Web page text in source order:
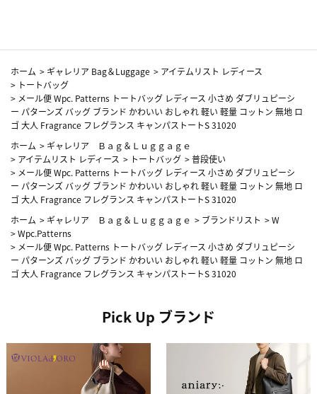
ホーム > ギャレリア Bag＆Luggage > アイテムリスト レディース
> トートバッグ
> メール便 Wpc. Patterns トートバッグ レディース 小さめ ダブリュピーシ
ー パターンズ バッグ ブランド かわいい おしゃれ 軽い 軽量 コットン 無地 ロ
ゴ 大人 Fragrance フレグランス キャンパストートS 31020
ホーム > ギャレリア Ｂａｇ＆Ｌｕｇｇａｇｅ
> アイテムリスト レディース > トートバッグ >普段使い
> メール便 Wpc. Patterns トートバッグ レディース 小さめ ダブリュピーシ
ー パターンズ バッグ ブランド かわいい おしゃれ 軽い 軽量 コットン 無地 ロ
ゴ 大人 Fragrance フレグランス キャンパストートS 31020
ホーム > ギャレリア Ｂａｇ＆Ｌｕｇｇａｇｅ > ブランドリスト >W
>Wpc.Patterns
> メール便 Wpc. Patterns トートバッグ レディース 小さめ ダブリュピーシ
ー パターンズ バッグ ブランド かわいい おしゃれ 軽い 軽量 コットン 無地 ロ
ゴ 大人 Fragrance フレグランス キャンパストートS 31020
Pick Up ブランド